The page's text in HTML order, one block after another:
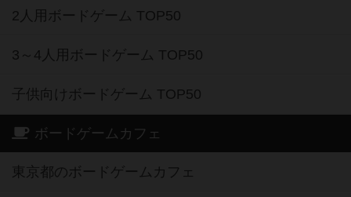
2人用ボードゲーム TOP50
3～4人用ボードゲーム TOP50
子供向けボードゲーム TOP50
ボードゲームカフェ
東京都のボードゲームカフェ